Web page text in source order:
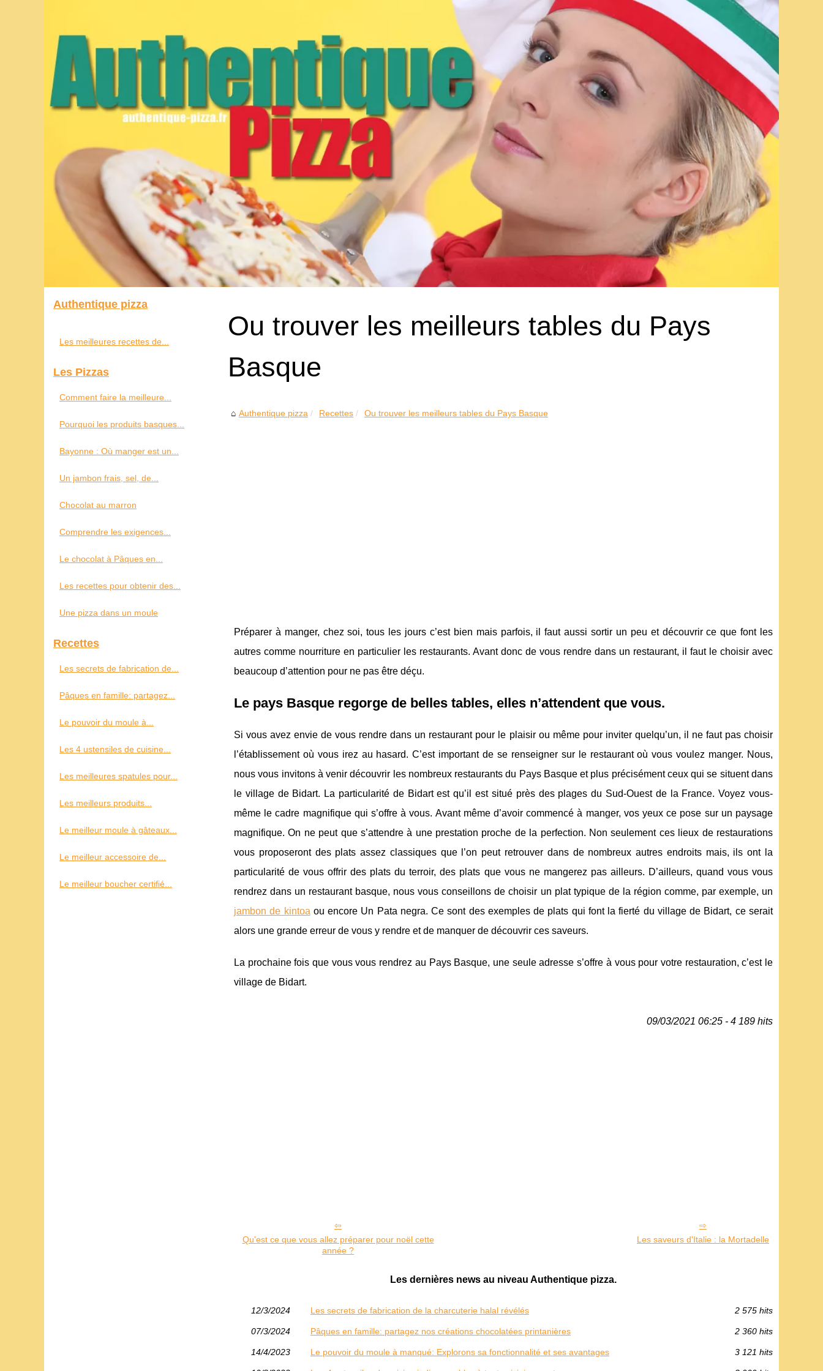
Ou trouver les meilleurs tables du Pays
Basque
Authentique pizza Recettes Ou trouver les meilleurs tables du Pays Basque
Préparer à manger, chez soi, tous les jours c’est bien mais parfois, il faut aussi sortir un peu et découvrir ce que font les
autres comme nourriture en particulier les restaurants. Avant donc de vous rendre dans un restaurant, il faut le choisir avec
beaucoup d’attention pour ne pas être déçu.
Le pays Basque regorge de belles tables, elles n’attendent que vous.
Si vous avez envie de vous rendre dans un restaurant pour le plaisir ou même pour inviter quelqu’un, il ne faut pas choisir
l’établissement où vous irez au hasard. C’est important de se renseigner sur le restaurant où vous voulez manger. Nous,
nous vous invitons à venir découvrir les nombreux restaurants du Pays Basque et plus précisément ceux qui se situent dans
le village de Bidart. La particularité de Bidart est qu’il est situé près des plages du Sud-Ouest de la France. Voyez vous-
même le cadre magnifique qui s’offre à vous. Avant même d’avoir commencé à manger, vos yeux ce pose sur un paysage
magnifique. On ne peut que s’attendre à une prestation proche de la perfection. Non seulement ces lieux de restaurations
vous proposeront des plats assez classiques que l’on peut retrouver dans de nombreux autres endroits mais, ils ont la
particularité de vous offrir des plats du terroir, des plats que vous ne mangerez pas ailleurs. D’ailleurs, quand vous vous
rendrez dans un restaurant basque, nous vous conseillons de choisir un plat typique de la région comme, par exemple, un
jambon de kintoa ou encore Un Pata negra. Ce sont des exemples de plats qui font la fierté du village de Bidart, ce serait
alors une grande erreur de vous y rendre et de manquer de découvrir ces saveurs.
La prochaine fois que vous vous rendrez au Pays Basque, une seule adresse s’offre à vous pour votre restauration, c’est le
village de Bidart.
09/03/2021 06:25 - 4 189 hits
Qu'est ce que vous allez préparer pour noël cette
année ?
Les saveurs d'Italie : la Mortadelle
Les dernières news au niveau Authentique pizza.
12/3/2024 Les secrets de fabrication de la charcuterie halal révélés 2 575 hits
07/3/2024 Pâques en famille: partagez nos créations chocolatées printanières 2 360 hits
14/4/2023 Le pouvoir du moule à manqué: Explorons sa fonctionnalité et ses avantages 3 121 hits
Authentique pizza
Les meilleures recettes de...
Les Pizzas
Comment faire la meilleure...
Pourquoi les produits basques...
Bayonne : Où manger est un...
Un jambon frais, sel, de...
Chocolat au marron
Comprendre les exigences...
Le chocolat à Pâques en...
Les recettes pour obtenir des...
Une pizza dans un moule
Recettes
Les secrets de fabrication de...
Pâques en famille: partagez...
Le pouvoir du moule à...
Les 4 ustensiles de cuisine...
Les meilleures spatules pour...
Les meilleurs produits...
Le meilleur moule à gâteaux...
Le meilleur accessoire de...
Le meilleur boucher certifié...